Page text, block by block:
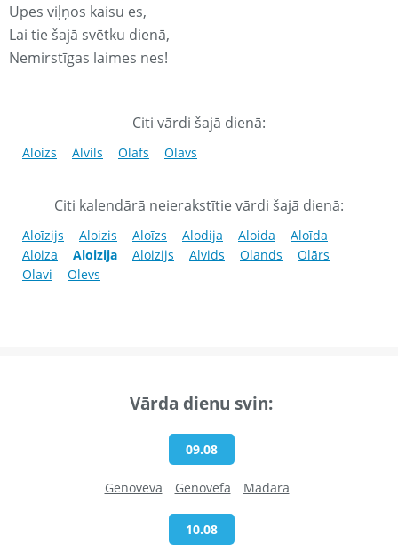
Upes viļņos kaisu es,
Lai tie šajā svētku dienā,
Nemirstīgas laimes nes!
Citi vārdi šajā dienā:
Aloizs Alvils Olafs Olavs
Citi kalendārā neierakstītie vārdi šajā dienā:
Aloīzijs Aloizis Aloīzs Alodija Aloida
Aloīda
Aloiza
Aloizija Aloizijs Alvids Olands
Olārs
Olavi
Olevs
Vārda dienu svin:
09.08
Genoveva Genovefa Madara
10.08